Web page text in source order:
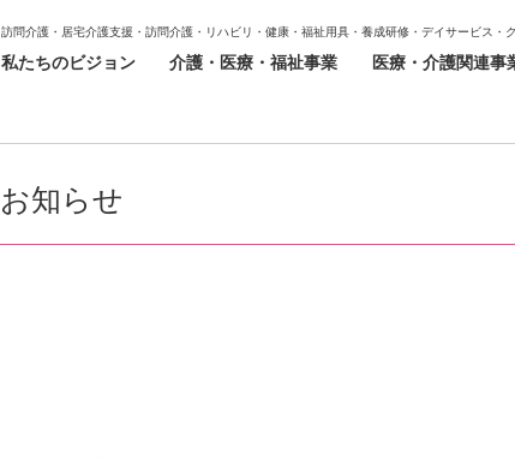
訪問介護・居宅介護支援・訪問介護・リハビリ・健康・福祉用具・養成研修・デイサービス・
私たちのビジョン 介護・医療・福祉事業 医療・介護関連事
お知らせ